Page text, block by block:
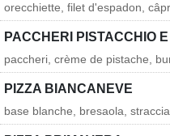
orecchiette, filet d'espadon,
PACCHERI PISTACCHIO
paccheri, crème de pistache,
PIZZA BIANCANEVE
base blanche, bresaola,